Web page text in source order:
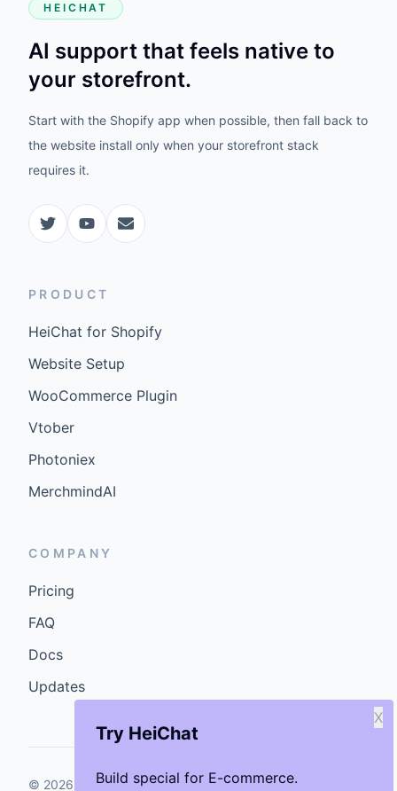
Try HeiChat
Build special for E-commerce.
X
HEICHAT
AI support that feels native to
your storefront.
Start with the Shopify app when possible, then fall back to
the website install only when your storefront stack
requires it.
PRODUCT
HeiChat for Shopify
Website Setup
WooCommerce Plugin
Vtober
Photoniex
MerchmindAI
COMPANY
Pricing
FAQ
Docs
Updates
© 2026 GenCybers Inc. All rights reserved.